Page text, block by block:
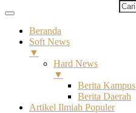
Beranda
Soft News
▼
Hard News
▼
Berita Kampus
Berita Daerah
Artikel Ilmiah Populer